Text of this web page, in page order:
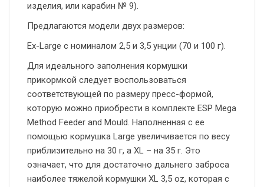
изделия, или карабин № 9).
Предлагаются модели двух размеров:
Ex-Large с номиналом 2,5 и 3,5 унции (70 и 100 г).
Для идеального заполнения кормушки
прикормкой следует воспользоваться
соответствующей по размеру пресс-формой,
которую можно приобрести в комплекте ESP Mega
Method Feeder and Mould. Наполненная с ее
помощью кормушка Large увеличивается по весу
приблизительно на 30 г, а XL – на 35 г. Это
означает, что для достаточно дальнего заброса
наиболее тяжелой кормушки XL 3,5 oz, которая с